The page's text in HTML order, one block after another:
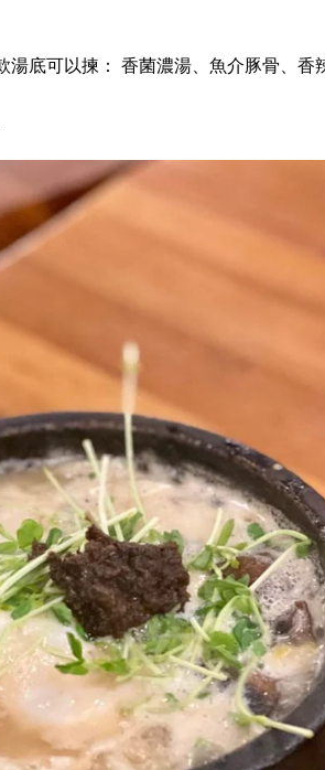
湯底可以揀： 香菌濃湯、魚介豚骨、香